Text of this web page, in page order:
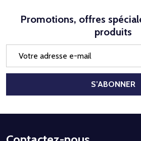
Promotions, offres
produits
mail
S’ABONNER